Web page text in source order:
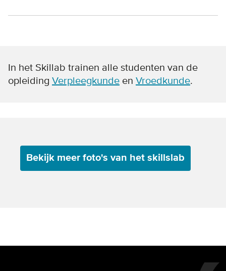
In het Skillab trainen alle studenten van de
opleiding Verpleegkunde en Vroedkunde.
Bekijk meer foto's van het skillslab